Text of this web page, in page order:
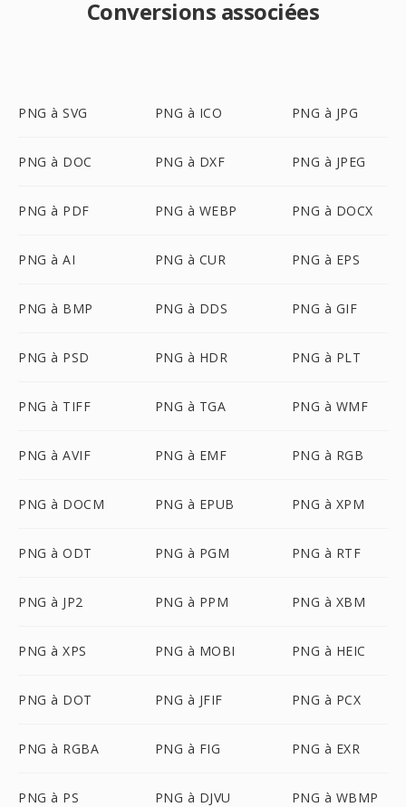
Conversions associées
PNG à SVG PNG à ICO PNG à JPG
PNG à DOC PNG à DXF PNG à JPEG
PNG à PDF PNG à WEBP PNG à DOCX
PNG à AI PNG à CUR PNG à EPS
PNG à BMP PNG à DDS PNG à GIF
PNG à PSD PNG à HDR PNG à PLT
PNG à TIFF PNG à TGA PNG à WMF
PNG à AVIF PNG à EMF PNG à RGB
PNG à DOCM PNG à EPUB PNG à XPM
PNG à ODT PNG à PGM PNG à RTF
PNG à JP2 PNG à PPM PNG à XBM
PNG à XPS PNG à MOBI PNG à HEIC
PNG à DOT PNG à JFIF PNG à PCX
PNG à RGBA PNG à FIG PNG à EXR
PNG à PS PNG à DJVU PNG à WBMP